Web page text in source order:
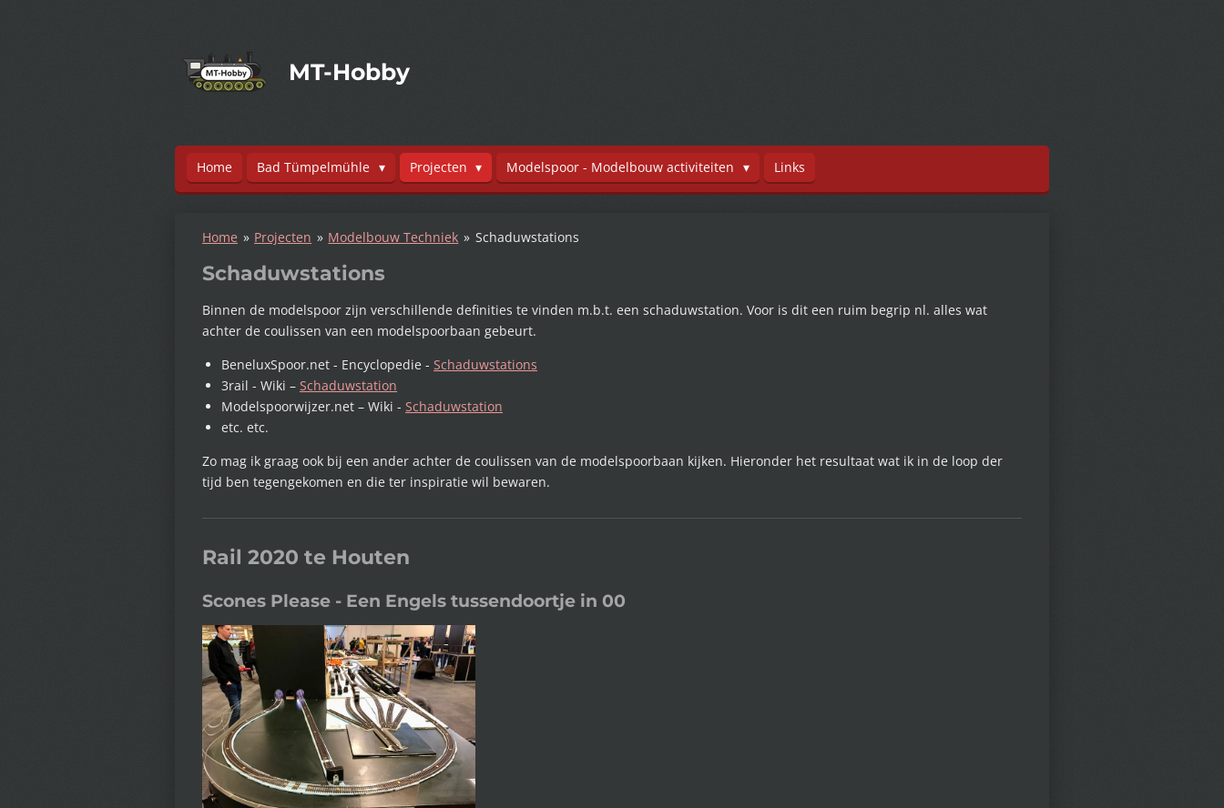
MT-Hobby
Home Bad Tümpelmühle Projecten Modelspoor - Modelbouw activiteiten Links
Home » Projecten » Modelbouw Techniek » Schaduwstations
Schaduwstations
Binnen de modelspoor zijn verschillende definities te vinden m.b.t. een schaduwstation. Voor is dit een ruim begrip nl. alles wat
achter de coulissen van een modelspoorbaan gebeurt.
BeneluxSpoor.net - Encyclopedie - Schaduwstations
3rail - Wiki – Schaduwstation
Modelspoorwijzer.net – Wiki - Schaduwstation
etc. etc.
Zo mag ik graag ook bij een ander achter de coulissen van de modelspoorbaan kijken. Hieronder het resultaat wat ik in de loop der
tijd ben tegengekomen en die ter inspiratie wil bewaren.
Rail 2020 te Houten
Scones Please - Een Engels tussendoortje in 00